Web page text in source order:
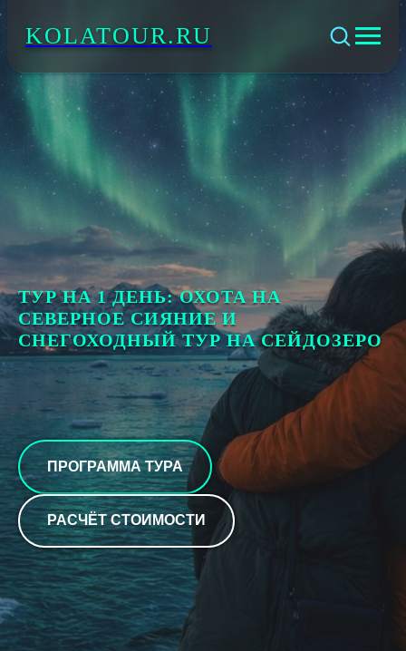
KOLATOUR.RU
ТУР НА 1 ДЕНЬ: ОХОТА НА
СЕВЕРНОЕ СИЯНИЕ И
СНЕГОХОДНЫЙ ТУР НА СЕЙДОЗЕРО
ПРОГРАММА ТУРА
РАСЧЁТ СТОИМОСТИ